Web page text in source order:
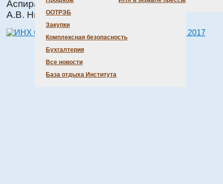
ООТРЭБ
Закупки
Комплексная безопасность
Бухгалтерия
Все новости
База отдыха Института
Аспиранты-лауреаты премии им. академика
А.В. Николаева в 2017 году